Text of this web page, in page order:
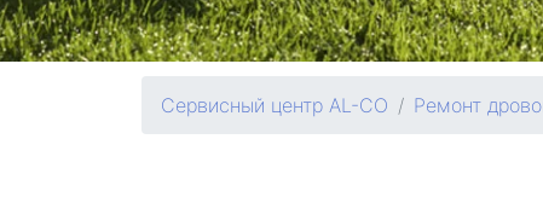
Сервисный центр AL-CO Ремонт